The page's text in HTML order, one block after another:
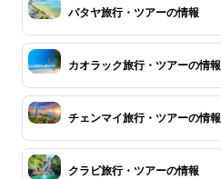
パタヤ旅行・ツアーの情報
カオラック旅行・ツアーの情報
チェンマイ旅行・ツアーの情報
クラビ旅行・ツアーの情報